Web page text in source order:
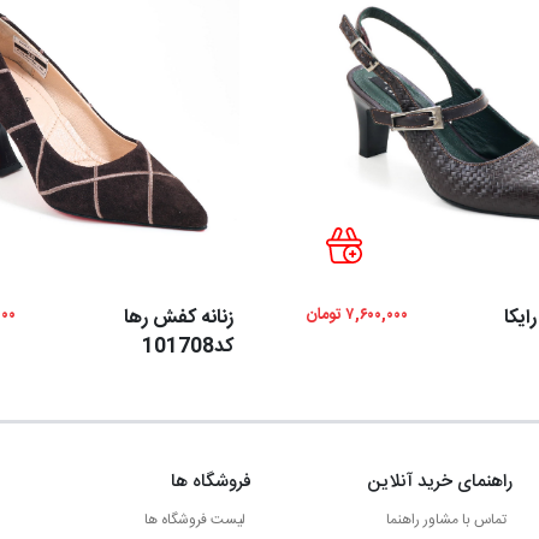
۷,۶۰۰,۰۰۰ تومان
زنانه کفش رها
کد101708
راهنمای خرید آنلاین
تماس با مشاور راهنما
فروشگاه ها
لیست فروشگاه ها